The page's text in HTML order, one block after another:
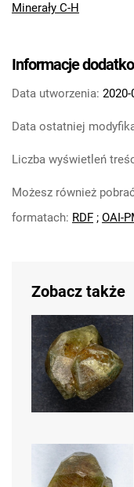
Minerały C-H
Informacje
Data utworzenia: 2020-
Data ostatniej
Liczba wyświetleń
Możesz również
formatach: RDF ; OAI-
Zobacz także